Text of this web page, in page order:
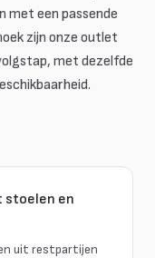
met een passende
zijn onze outlet
met dezelfde
stoelen en
uit restpartijen